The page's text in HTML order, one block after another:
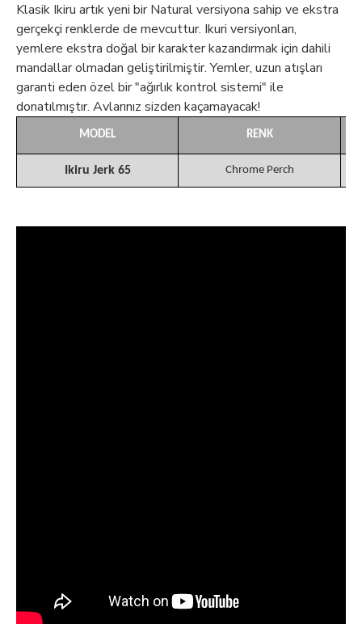
Klasik Ikiru artık yeni bir Natural versiyona sahip ve ekstra
gerçekçi renklerde de mevcuttur. Ikuri versiyonları,
yemlere ekstra doğal bir karakter kazandırmak için dahili
mandallar olmadan geliştirilmiştir. Yemler, uzun atışları
garanti eden özel bir "ağırlık kontrol sistemi" ile
donatılmıştır. Avlarınız sizden kaçamayacak!
MODEL RENK
Ikiru Jerk 65 Chrome Perch